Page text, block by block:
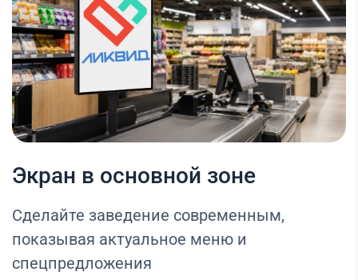
Экран в основной зоне
Сделайте заведение современным,
показывая актуальное меню и
спецпредложения